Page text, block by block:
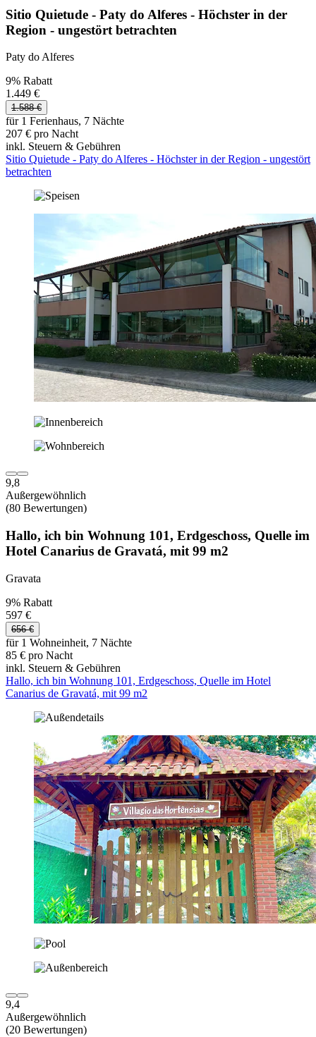
Sitio Quietude - Paty do Alferes - Höchster in der
Region - ungestört betrachten
Paty do Alferes
9% Rabatt
1.449 €
1.588 €
für 1 Ferienhaus, 7 Nächte
207 € pro Nacht
inkl. Steuern & Gebühren
Sitio Quietude - Paty do Alferes - Höchster in der Region - ungestört
betrachten
9,8
Außergewöhnlich
(80 Bewertungen)
Hallo, ich bin Wohnung 101, Erdgeschoss, Quelle im
Hotel Canarius de Gravatá, mit 99 m2
Gravata
9% Rabatt
597 €
656 €
für 1 Wohneinheit, 7 Nächte
85 € pro Nacht
inkl. Steuern & Gebühren
Hallo, ich bin Wohnung 101, Erdgeschoss, Quelle im Hotel
Canarius de Gravatá, mit 99 m2
9,4
Außergewöhnlich
(20 Bewertungen)